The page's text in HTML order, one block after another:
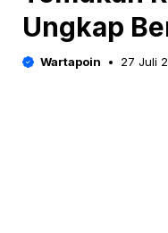
Ungkap
Wartapoin 27 Juli